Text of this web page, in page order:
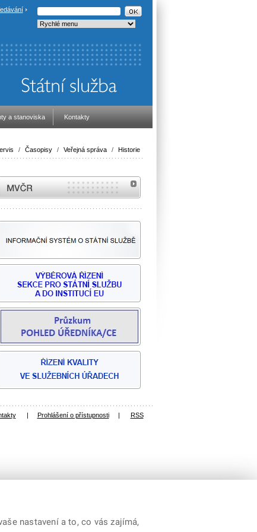
a stanoviska Kontakty
/ Časopisy / Veřejná správa / Historie
| Prohlášení o přístupnosti | RSS
nastavení a to, co vás zajímá,